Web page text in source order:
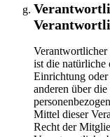
ist die natürliche
Einrichtung oder
anderen über
Mittel dieser
Recht der